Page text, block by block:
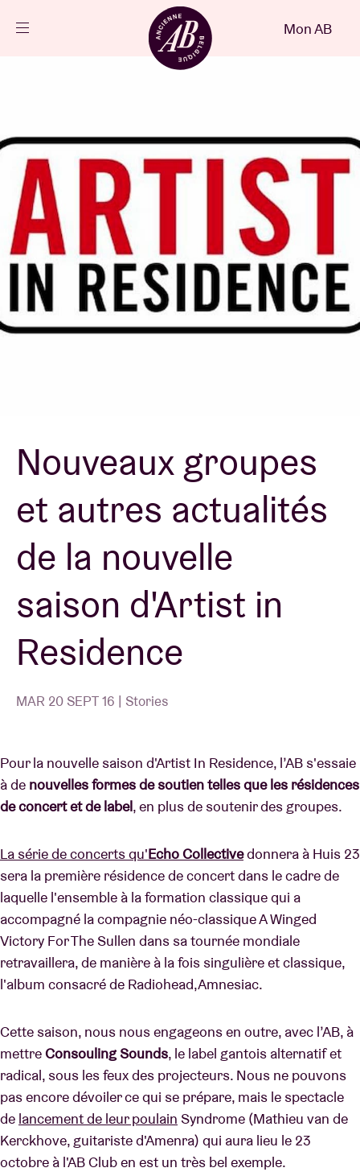
FR
Projets
Actualités
Infos visiteurs
AB ❤ you
BRDCST
ABtv
Chèque-concert
À propos de l'AB
Contact
Mon AB
Nouveaux groupes
et autres actualités
de la nouvelle
saison d'Artist in
Residence
MAR 20 SEPT 16 | Stories
Pour la nouvelle saison d'Artist In Residence, l’AB s'essaie
à de nouvelles formes de soutien telles que les résidences
de concert et de label, en plus de soutenir des groupes.
La série de concerts qu'Echo Collectivedonnera à Huis 23
sera la première résidence de concert dans le cadre de
laquelle l'ensemble à la formation classique qui a
accompagné la compagnie néo-classique A Winged
Victory For The Sullen dans sa tournée mondiale
retravaillera, de manière à la fois singulière et classique,
l'album consacré de Radiohead,Amnesiac.
Cette saison, nous nous engageons en outre, avec l’AB, à
mettreConsouling Sounds, le label gantois alternatif et
radical, sous les feux des projecteurs. Nous ne pouvons
pas encore dévoiler ce qui se prépare, mais le spectacle
de lancement de leur poulain Syndrome (Mathieu van de
Kerckhove, guitariste d'Amenra) qui aura lieu le 23
octobre à l'AB Club en est un très bel exemple.